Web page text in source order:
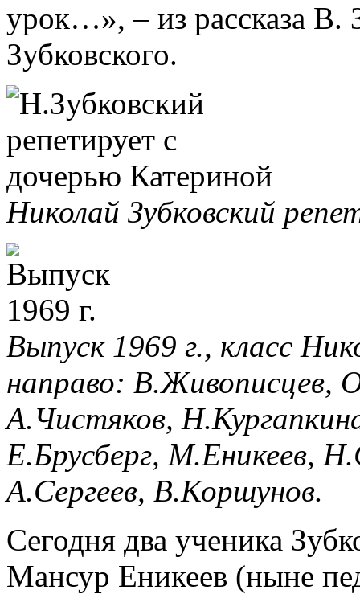
урок…», – из рассказа В.
Зубковского.
Николай Зубковский
Выпуск 1969 г., класс
направо: В.Живописцев,
А.Чистяков,
Е.Брусберг, М.Еникеев,
А.Сергеев, В.Коршунов.
Сегодня два ученика
Мансур Еникеев (ныне